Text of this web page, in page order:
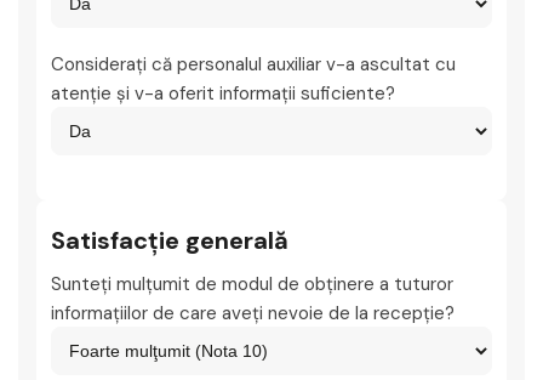
Consideraţi că personalul auxiliar v-a ascultat cu
atenţie şi v-a oferit informaţii suficiente?
Satisfacţie generală
Sunteţi mulţumit de modul de obţinere a tuturor
informaţiilor de care aveţi nevoie de la recepţie?